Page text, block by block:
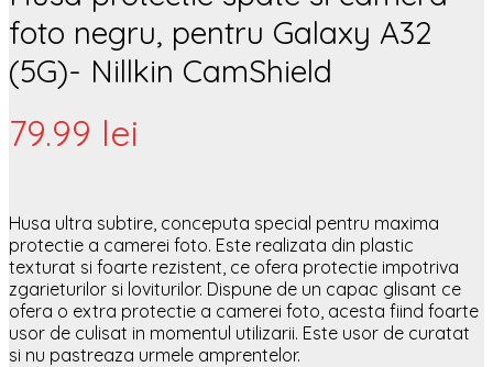
foto negru, pentru Galaxy A32
(5G)- Nillkin CamShield
79.99 lei
Husa ultra subtire, conceputa special pentru maxima
protectie a camerei foto. Este realizata din plastic
texturat si foarte rezistent, ce ofera protectie impotriva
zgarieturilor si loviturilor. Dispune de un capac glisant ce
ofera o extra protectie a camerei foto, acesta fiind foarte
usor de culisat in momentul utilizarii. Este usor de curatat
si nu pastreaza urmele amprentelor.